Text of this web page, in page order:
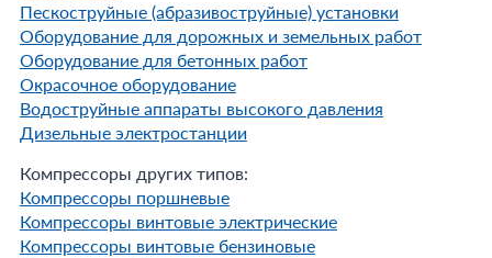
Пескоструйные (абразивоструйные) установки
Оборудование для дорожных и земельных работ
Оборудование для бетонных работ
Окрасочное оборудование
Водоструйные аппараты высокого давления
Дизельные электростанции
Компрессоры других типов:
Компрессоры поршневые
Компрессоры винтовые электрические
Компрессоры винтовые бензиновые